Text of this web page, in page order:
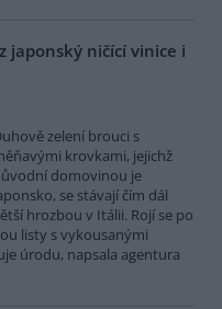
japonský ničící vinice i
zelení brouci s
krovkami, jejichž
domovinou je
se stávají čím dál
hrozbou v Itálii. Rojí se po
listy s vykousanými
úrodu, napsala agentura